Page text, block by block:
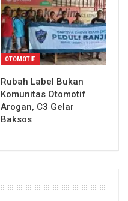
OTOMOTIF
Rubah Label Bukan
Komunitas Otomotif
Arogan, C3 Gelar
Baksos